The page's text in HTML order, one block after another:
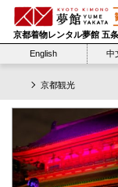
京都着物レンタル夢館 五
English
中
京都観光